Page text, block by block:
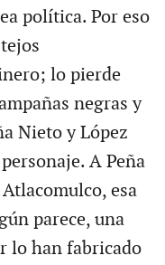
política. Por eso
lo pierde
negras y
Nieto y López
A Peña
esa
parece, una
lo han fabricado